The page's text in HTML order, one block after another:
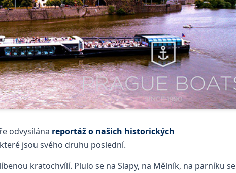
odvysílána reportáž o našich historických
jsou svého druhu poslední.
kratochvílí. Plulo se na Slapy, na Mělník, na parníku se